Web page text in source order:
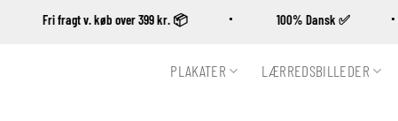
Fri fragt v. køb over 399 kr. 📦 100% Dansk ✅
PLAKATER LÆRREDSBILLEDER